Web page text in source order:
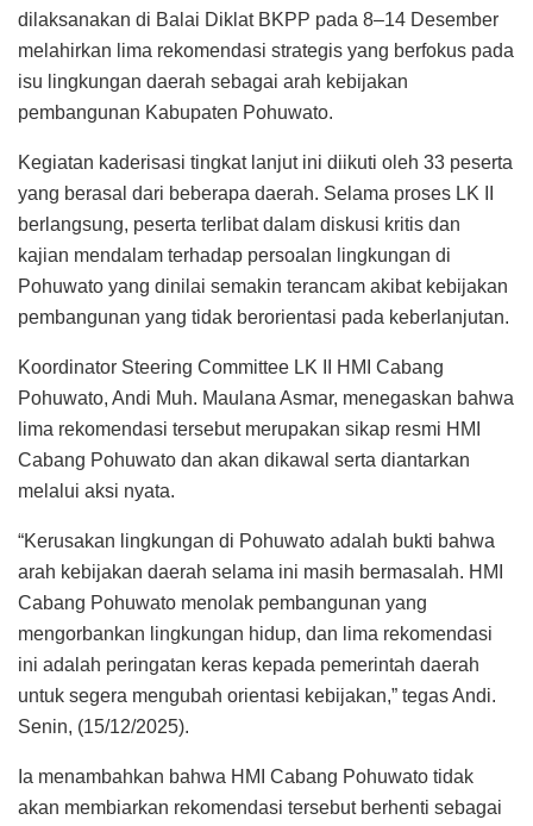
dilaksanakan di Balai Diklat BKPP pada 8–14 Desember
melahirkan lima rekomendasi strategis yang berfokus pada
isu lingkungan daerah sebagai arah kebijakan
pembangunan Kabupaten Pohuwato.
Kegiatan kaderisasi tingkat lanjut ini diikuti oleh 33 peserta
yang berasal dari beberapa daerah. Selama proses LK II
berlangsung, peserta terlibat dalam diskusi kritis dan
kajian mendalam terhadap persoalan lingkungan di
Pohuwato yang dinilai semakin terancam akibat kebijakan
pembangunan yang tidak berorientasi pada keberlanjutan.
Koordinator Steering Committee LK II HMI Cabang
Pohuwato, Andi Muh. Maulana Asmar, menegaskan bahwa
lima rekomendasi tersebut merupakan sikap resmi HMI
Cabang Pohuwato dan akan dikawal serta diantarkan
melalui aksi nyata.
“Kerusakan lingkungan di Pohuwato adalah bukti bahwa
arah kebijakan daerah selama ini masih bermasalah. HMI
Cabang Pohuwato menolak pembangunan yang
mengorbankan lingkungan hidup, dan lima rekomendasi
ini adalah peringatan keras kepada pemerintah daerah
untuk segera mengubah orientasi kebijakan,” tegas Andi.
Senin, (15/12/2025).
Ia menambahkan bahwa HMI Cabang Pohuwato tidak
akan membiarkan rekomendasi tersebut berhenti sebagai